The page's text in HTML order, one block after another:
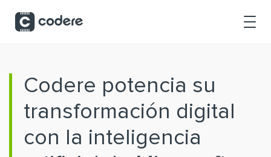
Codere potencia su
transformación digital
con la inteligencia